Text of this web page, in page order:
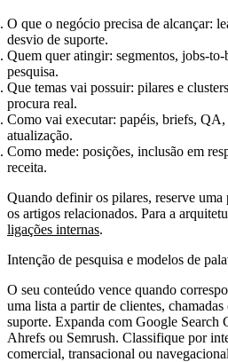
O que o negócio precisa de alcançar:
desvio de suporte.
Quem quer atingir: segmentos,
pesquisa.
Que temas vai possuir: pilares e
procura real.
Como vai executar: papéis, briefs, QA,
atualização.
Como mede: posições, inclusão em
receita.
Quando definir os pilares, reserve
os artigos relacionados. Para a
ligações internas.
Intenção de pesquisa e modelos de
O seu conteúdo vence quando
uma lista a partir de clientes,
suporte. Expanda com Google Search
Ahrefs ou Semrush. Classifique por
comercial, transacional ou